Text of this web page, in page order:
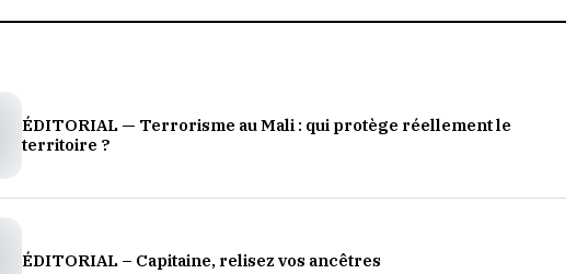
ÉDITORIAL — Terrorisme au Mali : qui protège réellement le
territoire ?
ÉDITORIAL – Capitaine, relisez vos ancêtres